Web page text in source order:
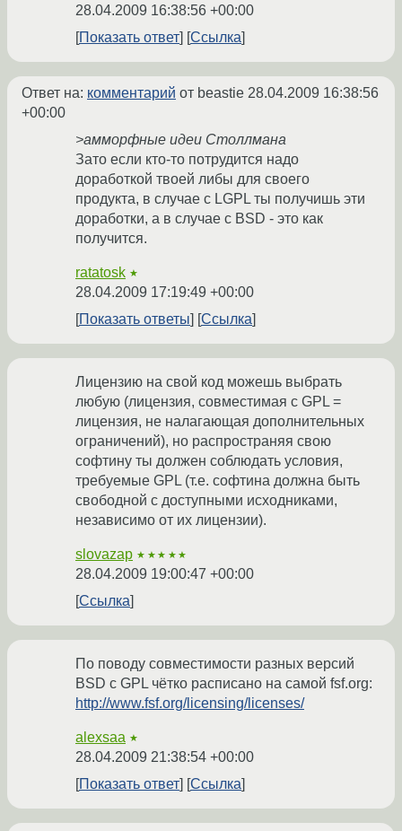
28.04.2009 16:38:56 +00:00
Показать ответ
Ссылка
Ответ на: комментарий от beastie 28.04.2009 16:38:56
+00:00
>амморфные идеи Столлмана
Зато если кто-то потрудится надо
доработкой твоей либы для своего
продукта, в случае с LGPL ты получишь эти
доработки, а в случае с BSD - это как
получится.
ratatosk ★
28.04.2009 17:19:49 +00:00
Показать ответы
Ссылка
Лицензию на свой код можешь выбрать
любую (лицензия, совместимая с GPL =
лицензия, не налагающая дополнительных
ограничений), но распространяя свою
софтину ты должен соблюдать условия,
требуемые GPL (т.е. софтина должна быть
свободной с доступными исходниками,
независимо от их лицензии).
slovazap ★★★★★
28.04.2009 19:00:47 +00:00
Ссылка
По поводу совместимости разных версий
BSD с GPL чётко расписано на самой fsf.org:
http://www.fsf.org/licensing/licenses/
alexsaa ★
28.04.2009 21:38:54 +00:00
Показать ответ
Ссылка